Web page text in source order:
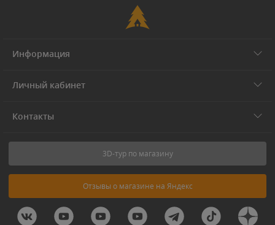
Информация
Личный кабинет
Контакты
3D-тур по магазину
Отзывы о магазине на Яндекс